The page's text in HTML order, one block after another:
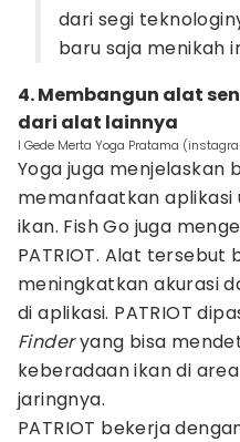
dari segi
baru saja menikah
4. Membangun alat
dari alat lainnya
I Gede Merta Yoga Pratama
Yoga juga menjelaskan
memanfaatkan aplikasi
ikan. Fish Go juga
PATRIOT. Alat tersebut
meningkatkan akurasi
di aplikasi. PATRIOT
Finderyang bisa
keberadaan ikan di
jaringnya.
PATRIOT bekerja